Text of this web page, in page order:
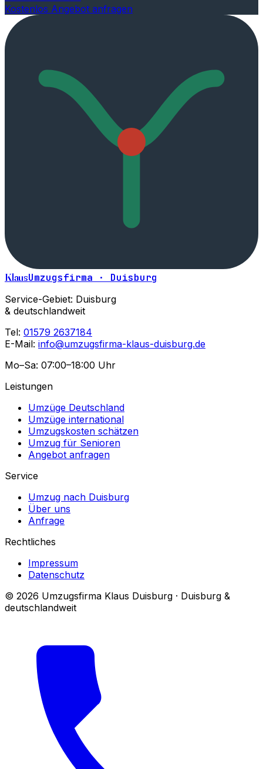
Kostenlos Angebot anfragen
KlausUmzugsfirma · Duisburg
Service-Gebiet: Duisburg
& deutschlandweit
Tel: 01579 2637184
E-Mail: info@umzugsfirma-klaus-duisburg.de
Mo–Sa: 07:00–18:00 Uhr
Leistungen
Umzüge Deutschland
Umzüge international
Umzugskosten schätzen
Umzug für Senioren
Angebot anfragen
Service
Umzug nach Duisburg
Über uns
Anfrage
Rechtliches
Impressum
Datenschutz
© 2026 Umzugsfirma Klaus Duisburg · Duisburg &
deutschlandweit